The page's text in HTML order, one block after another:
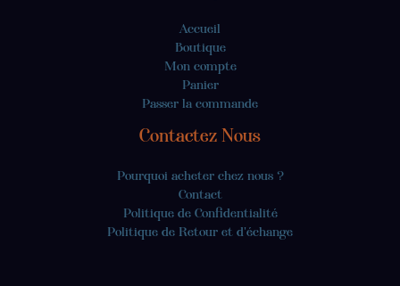
Accueil
Boutique
Mon compte
Panier
Passer la commande
Contactez Nous
Pourquoi acheter chez nous ?
Contact
Politique de Confidentialité
Politique de Retour et d'échange